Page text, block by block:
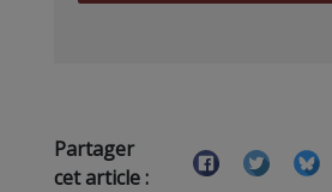
Partager
cet article :